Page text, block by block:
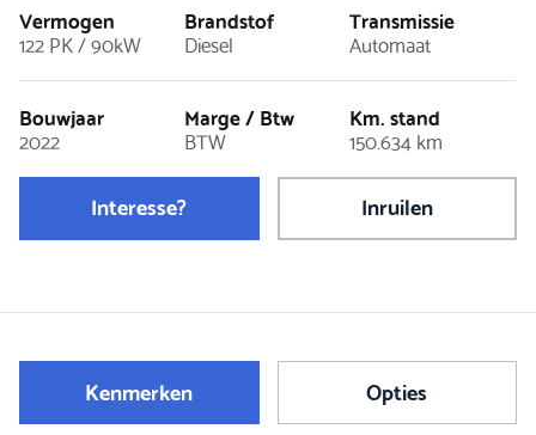
Vermogen
122 PK / 90kW
Brandstof
Diesel
Transmissie
Automaat
Bouwjaar
2022
Marge / Btw
BTW
Km. stand
150.634 km
Interesse? Inruilen
Kenmerken Opties